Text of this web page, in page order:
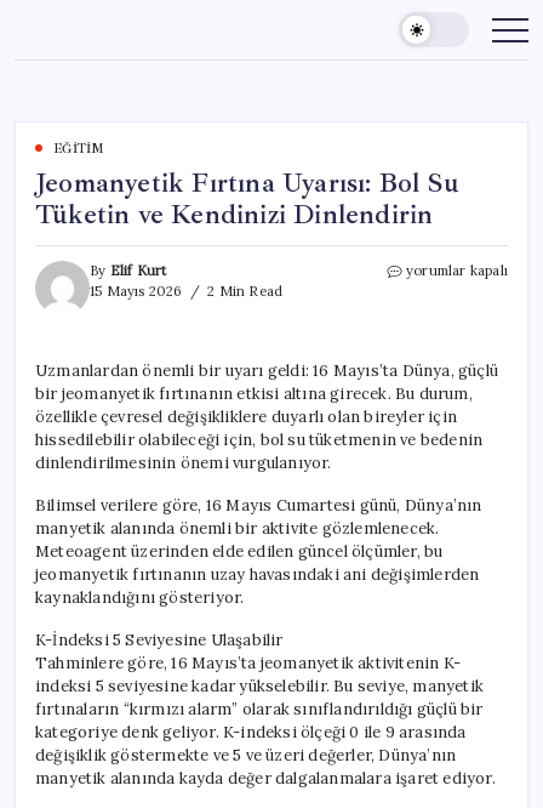
content
EĞITIM
Jeomanyetik Fırtına Uyarısı: Bol Su
Tüketin ve Kendinizi Dinlendirin
By Elif Kurt
15 Mayıs 2026
2 Min Read
Jeomanyetik
Tüketin
ve
Kendinizi
Dinlendirin
yorumlar kapalı
Uzmanlardan önemli bir uyarı geldi: 16 Mayıs’ta Dünya, güçlü
bir jeomanyetik fırtınanın etkisi altına girecek. Bu durum,
özellikle çevresel değişikliklere duyarlı olan bireyler için
hissedilebilir olabileceği için, bol su tüketmenin ve bedenin
dinlendirilmesinin önemi vurgulanıyor.
Bilimsel verilere göre, 16 Mayıs Cumartesi günü, Dünya’nın
manyetik alanında önemli bir aktivite gözlemlenecek.
Meteoagent üzerinden elde edilen güncel ölçümler, bu
jeomanyetik fırtınanın uzay havasındaki ani değişimlerden
kaynaklandığını gösteriyor.
K-İndeksi 5 Seviyesine Ulaşabilir
Tahminlere göre, 16 Mayıs’ta jeomanyetik aktivitenin K-
indeksi 5 seviyesine kadar yükselebilir. Bu seviye, manyetik
fırtınaların “kırmızı alarm” olarak sınıflandırıldığı güçlü bir
kategoriye denk geliyor. K-indeksi ölçeği 0 ile 9 arasında
değişiklik göstermekte ve 5 ve üzeri değerler, Dünya’nın
manyetik alanında kayda değer dalgalanmalara işaret ediyor.